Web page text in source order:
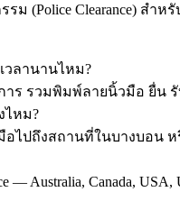
ม (Police Clearance) ส
วลานานไหม?
าร รวมพิมพ์ลายนิ้วมือ ยื่น
ไหม?
ไปถึงสถานที่ในบางบอน
— Australia, Canada,